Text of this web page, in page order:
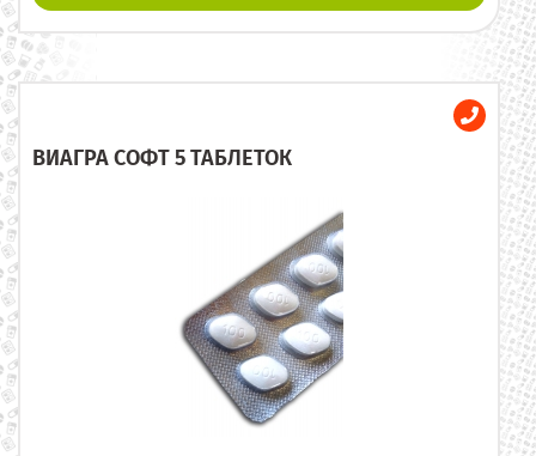
ВИАГРА СОФТ 5 ТАБЛЕТОК